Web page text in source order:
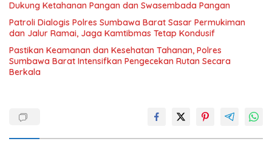
Dukung Ketahanan Pangan dan Swasembada Pangan
Patroli Dialogis Polres Sumbawa Barat Sasar Permukiman
dan Jalur Ramai, Jaga Kamtibmas Tetap Kondusif
Pastikan Keamanan dan Kesehatan Tahanan, Polres
Sumbawa Barat Intensifkan Pengecekan Rutan Secara
Berkala